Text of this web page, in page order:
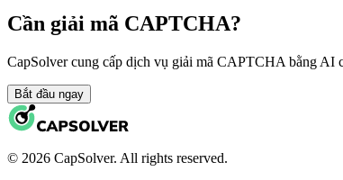
Cần giải mã CAPTCHA?
CapSolver cung cấp dịch vụ giải mã CAPTCHA bằng AI
Bắt đầu ngay
© 2026 CapSolver. All rights reserved.